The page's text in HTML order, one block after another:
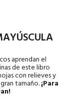
aprendan el
de este libro
con relieves y
tamaño.¡Para